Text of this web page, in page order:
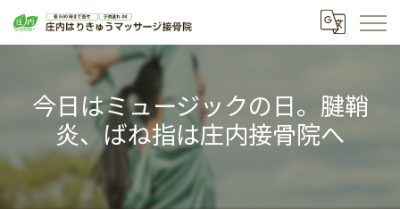
今日はミュージックの日。腱鞘
炎、ばね指は庄内接骨院へ